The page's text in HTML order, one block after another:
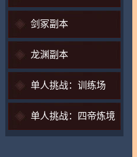
剑冢副本
龙渊副本
单人挑战：训练场
单人挑战：四帝炼境